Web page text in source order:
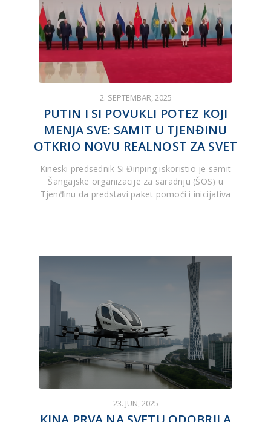
2. SEPTEMBAR, 2025
PUTIN I SI POVUKLI POTEZ KOJI
MENJA SVE: SAMIT U TJENĐINU
OTKRIO NOVU REALNOST ZA SVET
Kineski predsednik Si Đinping iskoristio je samit
Šangajske organizacije za saradnju (ŠOS) u
Tjenđinu da predstavi paket pomoći i inicijativa
23. JUN, 2025